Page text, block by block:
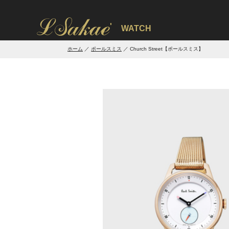
' WATCH
ホーム ポールスミス Church Street【ポールスミス】